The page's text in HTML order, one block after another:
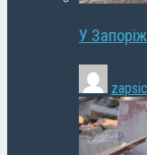
У